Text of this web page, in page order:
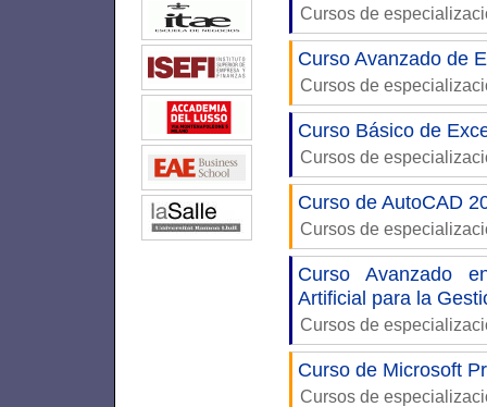
Cursos de
Curso Avanzado de
Cursos de
Curso Básico de
Cursos de
Curso de AutoCAD
Cursos de
Curso Avanzado
Artificial para la
Cursos de
Curso de Microsoft
Cursos de